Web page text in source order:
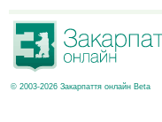
© 2003-2026 Закарпаття онлайн Beta